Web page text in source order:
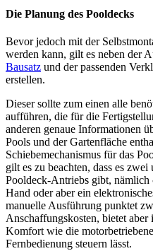
Die Planung des Pooldecks
Bevor jedoch mit der
werden kann, gilt es neben der
Bausatz und der passenden
erstellen.
Dieser sollte zum einen alle
aufführen, die für die
anderen genaue Informationen
Pools und der Gartenfläche
Schiebemechanismus für das
gilt es zu beachten, dass es
Pooldeck-Antriebs gibt, nämlich
Hand oder aber ein
manuelle Ausführung punktet
Anschaffungskosten, bietet aber
Komfort wie die
Fernbedienung steuern lässt.